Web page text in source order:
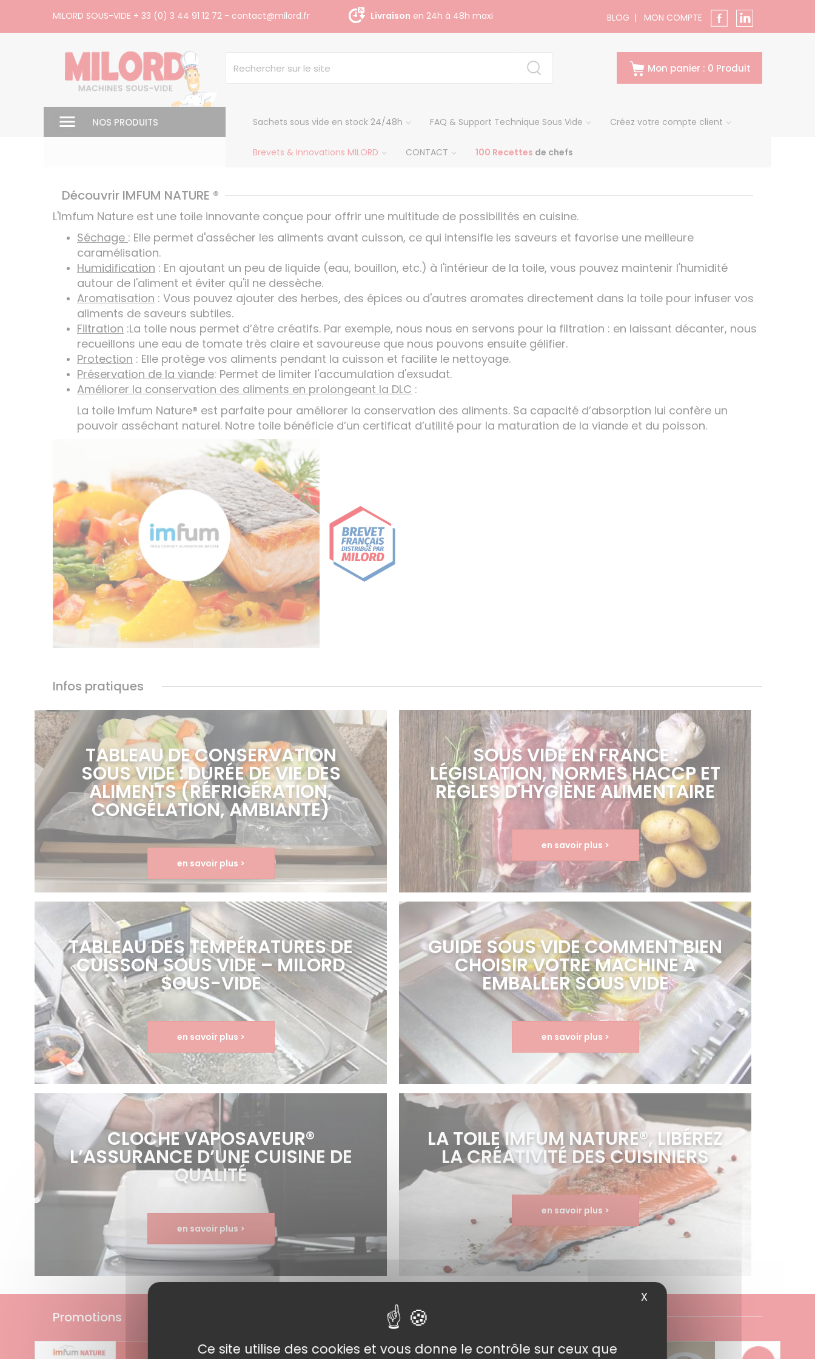
MILORD SOUS-VIDE + 33 (0) 3 44 91 12 72 - contact@milord.fr Livraison gratuite dès 140 € H.T BLOG | MON COMPTE
Mon panier : 0 Produit
NOS PRODUITS Sachets sous vide en stock 24/48h FAQ & Support Technique Sous Vide Créez votre compte client
Brevets & Innovations MILORD CONTACT 100 Recettes de chefs
Découvrir IMFUM NATURE ®
L'Imfum Nature est une toile innovante conçue pour offrir une multitude de possibilités en cuisine.
Séchage : Elle permet d'assécher les aliments avant cuisson, ce qui intensifie les saveurs et favorise une meilleure
caramélisation.
Humidification : En ajoutant un peu de liquide (eau, bouillon, etc.) à l'intérieur de la toile, vous pouvez maintenir l'humidité
autour de l'aliment et éviter qu'il ne dessèche.
Aromatisation : Vous pouvez ajouter des herbes, des épices ou d'autres aromates directement dans la toile pour infuser vos
aliments de saveurs subtiles.
Filtration :La toile nous permet d’être créatifs. Par exemple, nous nous en servons pour la filtration : en laissant décanter, nous
recueillons une eau de tomate très claire et savoureuse que nous pouvons ensuite gélifier.
Protection : Elle protège vos aliments pendant la cuisson et facilite le nettoyage.
Préservation de la viande: Permet de limiter l'accumulation d'exsudat.
Améliorer la conservation des aliments en prolongeant la DLC :
La toile Imfum Nature® est parfaite pour améliorer la conservation des aliments. Sa capacité d’absorption lui confère un
pouvoir asséchant naturel. Notre toile bénéficie d’un certificat d’utilité pour la maturation de la viande et du poisson.
Infos pratiques
TABLEAU DE CONSERVATION
SOUS VIDE : DURÉE DE VIE DES
ALIMENTS (RÉFRIGÉRATION,
CONGÉLATION, AMBIANTE)
en savoir plus >
SOUS VIDE EN FRANCE :
LÉGISLATION, NORMES HACCP ET
RÈGLES D'HYGIÈNE ALIMENTAIRE
en savoir plus >
TABLEAU DES TEMPÉRATURES DE
CUISSON SOUS VIDE – MILORD
SOUS-VIDE
en savoir plus >
GUIDE SOUS VIDE COMMENT BIEN
CHOISIR VOTRE MACHINE À
EMBALLER SOUS VIDE
en savoir plus >
CLOCHE VAPOSAVEUR®
L’ASSURANCE D’UNE CUISINE DE
QUALITÉ
en savoir plus >
LA TOILE IMFUM NATURE®, LIBÉREZ
LA CRÉATIVITÉ DES CUISINIERS
en savoir plus >
Promotions
Ce site utilise des cookies et vous donne le contrôle sur ceux que
X Masquer le bandeau des